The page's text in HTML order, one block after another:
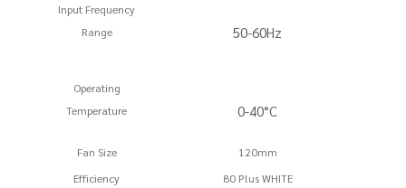
Input Frequency
Range
50-60Hz
Operating
Temperature
0-40°C
Fan Size
120mm
Efficiency
80 Plus WHITE